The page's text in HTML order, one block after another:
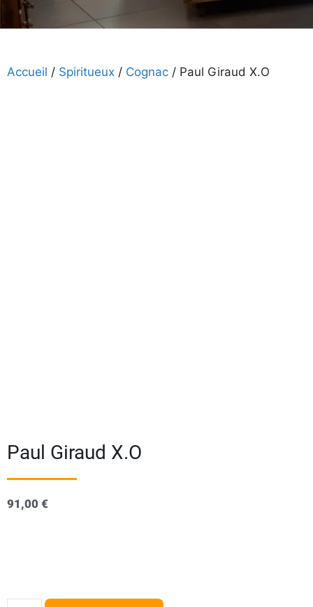
Accueil / Spiritueux / Cognac / Paul Giraud X.O
Paul Giraud X.O
91,00 €